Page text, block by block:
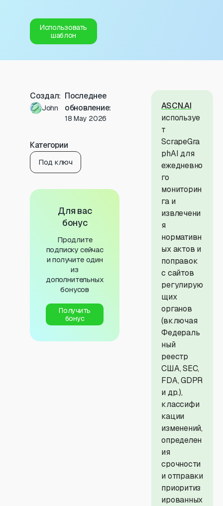
Использовать
шаблон
Создал:
John
Последнее
обновление:
18 May 2026
Категории
Под ключ
Для вас
бонус
Продлите
подписку сейчас
и получите один
из
дополнительных
бонусов
Получить
бонус
ASCN.AI
используе
т
ScrapeGra
phAI для
ежедневно
го
мониторин
га и
извлечени
я
нормативн
ых актов и
поправок
с сайтов
регулирую
щих
органов
(включая
Федераль
ный
реестр
США, SEC,
FDA, GDPR
и др.),
классифи
кации
изменений,
определен
ия
срочности
и отправки
приоритиз
ированных